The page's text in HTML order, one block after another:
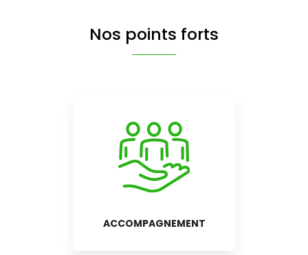
Nos points forts
ACCOMPAGNEMENT